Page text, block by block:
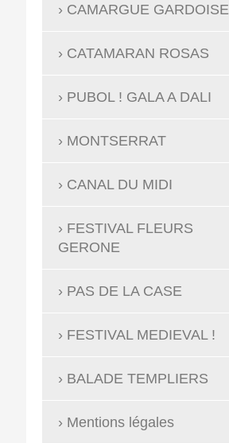
CAMARGUE GARDOISE
CATAMARAN ROSAS
PUBOL ! GALA A DALI
MONTSERRAT
CANAL DU MIDI
FESTIVAL FLEURS
GERONE
PAS DE LA CASE
FESTIVAL MEDIEVAL !
BALADE TEMPLIERS
Mentions légales